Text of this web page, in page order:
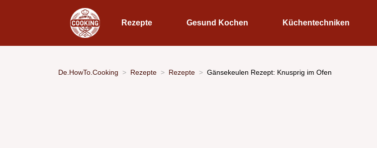
Rezepte Gesund Kochen Küchentechniken
De.HowTo.Cooking Rezepte Rezepte Gänsekeulen Rezept: Knusprig im Ofen